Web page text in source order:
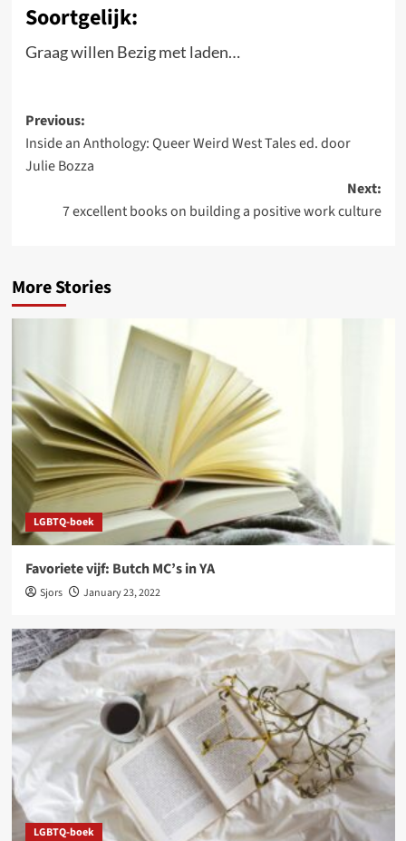
Soortgelijk:
Graag willen Bezig met laden…
Post
navigation
Previous:
Inside an Anthology: Queer Weird West Tales ed. door
Julie Bozza
Next:
7 excellent books on building a positive work culture
More Stories
LGBTQ-boek
Favoriete vijf: Butch MC’s in YA
Sjors January 23, 2022
LGBTQ-boek